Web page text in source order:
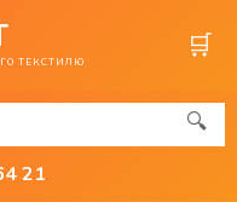
ТЕКСТИЛЮ 🛒
🔍
21